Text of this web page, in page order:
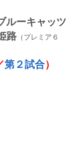
ルーキャッツ
路 （プレミア６
第２試合）